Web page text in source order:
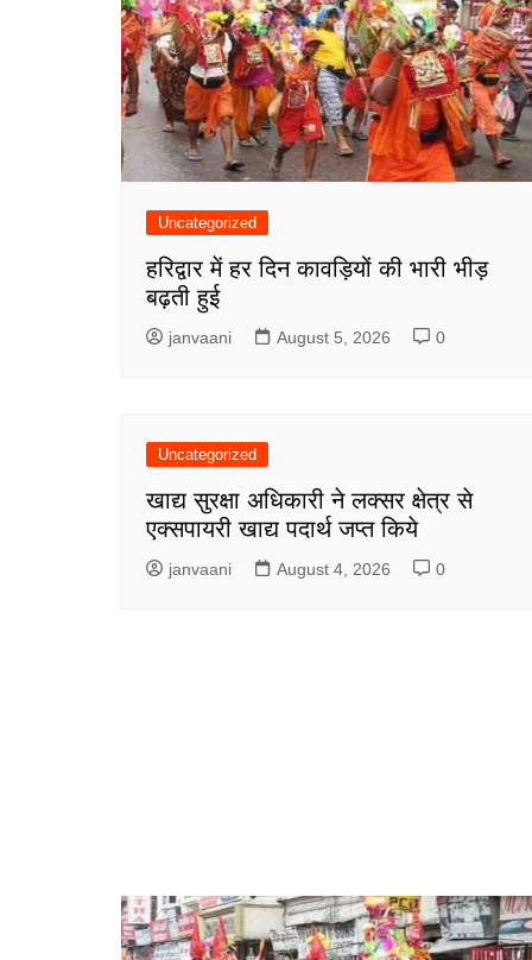
Uncategorized
हरिद्वार में हर दिन कावड़ियों की भारी भीड़
बढ़ती हुई
janvaani August 5, 2026 0
Uncategorized
खाद्य सुरक्षा अधिकारी ने लक्सर क्षेत्र से
एक्सपायरी खाद्य पदार्थ जप्त किये
janvaani August 4, 2026 0